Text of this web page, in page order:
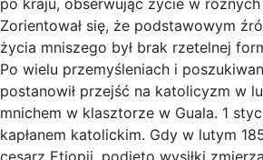
Zorientował się, że podstawowym
życia mniszego był brak rzetelnej
Po wielu przemyśleniach i
postanowił przejść na katolicyzm w
mnichem w klasztorze w Guala. 1
kapłanem katolickim. Gdy w lutym
cesarz Etiopii, podjęto wysiłki